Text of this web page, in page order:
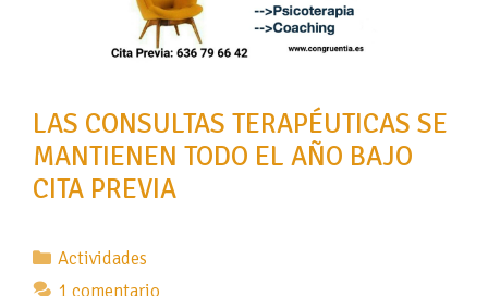
LAS CONSULTAS TERAPÉUTICAS SE
MANTIENEN TODO EL AÑO BAJO
CITA PREVIA
Categorías
Actividades
1 comentario